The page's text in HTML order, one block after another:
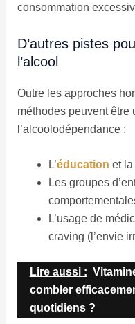
consommation
D’autres pistes
l’alcool
Outre les approches
méthodes peuvent être
l’alcoolodépendance :
L’éducation et
Les groupes
L’usage de
craving (l’envie
Lire aussi :
combler
quotidiens ?